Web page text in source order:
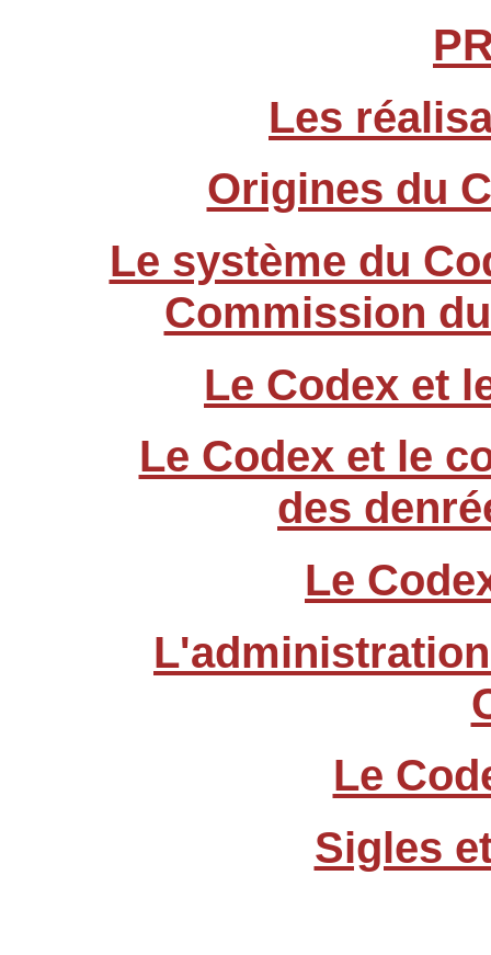
Les
Origines du
Le système du
Commission
Le Codex et
Le Codex et le
des
Le
Le
Sigles